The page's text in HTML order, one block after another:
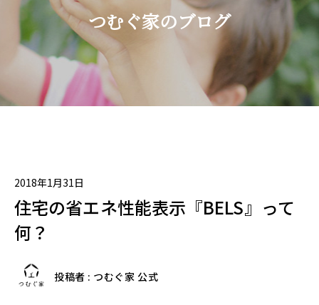
つむぐ家のブログ
2018年1月31日
住宅の省エネ性能表示『BELS』って
何？
投稿者 : つむぐ家 公式